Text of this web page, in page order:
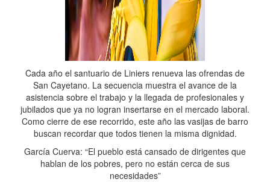
Cada año el santuario de Liniers renueva las ofrendas de
San Cayetano. La secuencia muestra el avance de la
asistencia sobre el trabajo y la llegada de profesionales y
jubilados que ya no logran insertarse en el mercado laboral.
Como cierre de ese recorrido, este año las vasijas de barro
buscan recordar que todos tienen la misma dignidad.
García Cuerva: “El pueblo está cansado de dirigentes que
hablan de los pobres, pero no están cerca de sus
necesidades”